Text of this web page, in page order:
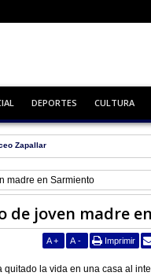
DEPORTES CULTURA
Zapallar
madre en Sarmiento
de joven madre
A + A - Imprimir
la vida en una casa al